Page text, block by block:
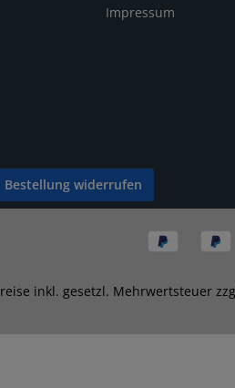
Impressum
Bestellung widerrufen
inkl. gesetzl. Mehrwertsteuer